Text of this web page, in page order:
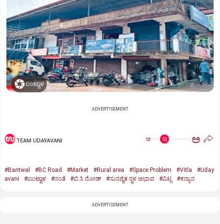
ಬಂಟ್ವಾಳ
ADVERTISEMENT
TEAM UDAYAVANI ಅ ಅ
#Bantwal #BC Road #Market #Rural area #Space Problem #Vitla
#Uday
avani
#ಬಂಟ್ವಾಳ #ಸಂತೆ #ಬಿ.ಸಿ.ರೋಡ್‌ #ಸುಸಜ್ಜಿತ ಸ್ಥಳ ಅಭಾವ #ವಿಟ್ಲ #ಕನ್ಯಾನ
ADVERTISEMENT